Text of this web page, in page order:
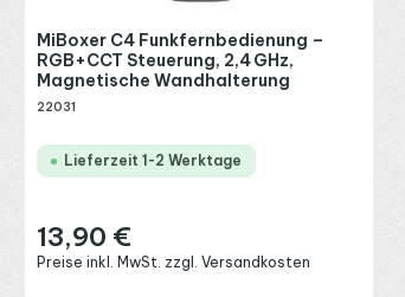
MiBoxer C4 Funkfernbedienung –
RGB+CCT Steuerung, 2,4 GHz,
Magnetische Wandhalterung
22031
Lieferzeit 1-2 Werktage
Regulärer Preis:
13,90 €
Preise inkl. MwSt. zzgl. Versandkosten